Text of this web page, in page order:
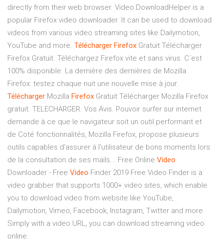
directly from their web browser. Video DownloadHelper is a
popular Firefox video downloader. It can be used to download
videos from various video streaming sites like Dailymotion,
YouTube and more. Télécharger Firefox Gratuit Télécharger
Firefox Gratuit. Téléchargez Firefox vite et sans virus. C´est
100% disponible. La dernière des dernières de Mozilla
Firefox: testez chaque nuit une nouvelle mise à jour.
Télécharger Mozilla Firefox Gratuit Télécharger Mozilla Firefox
gratuit. TELECHARGER. Vos Avis. Pouvoir surfer sur internet
demande à ce que le navigateur soit un outil performant et
de Coté fonctionnalités, Mozilla Firefox, propose plusieurs
outils capables d'assurer à l'utilisateur de bons moments lors
de la consultation de ses mails... Free Online Video
Downloader - Free Video Finder 2019 Free Video Finder is a
video grabber that supports 1000+ video sites, which enable
you to download video from website like YouTube,
Dailymotion, Vimeo, Facebook, Instagram, Twitter and more.
Simply with a video URL, you can download streaming video
online.